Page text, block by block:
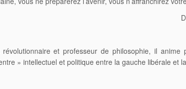
révolutionnaire et professeur de philosophie, il
» intellectuel et politique entre la gauche libérale et